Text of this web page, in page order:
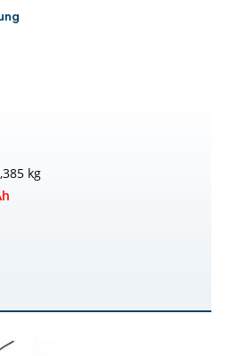
kg